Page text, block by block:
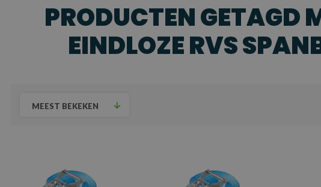
PRODUCTEN GETAGD
EINDLOZE RVS
MEEST BEKEKEN